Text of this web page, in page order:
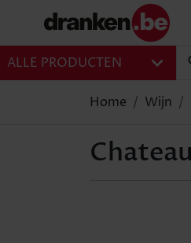
ALLE PRODUCTEN
Home Wijn